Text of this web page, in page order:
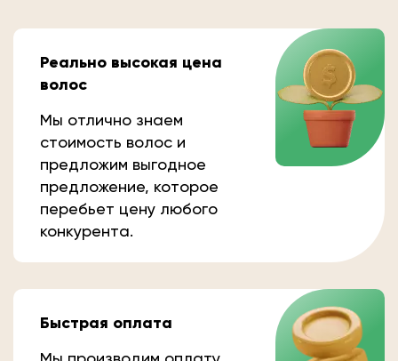
Реально высокая цена
волос
Мы отлично знаем
стоимость волос и
предложим выгодное
предложение, которое
перебьет цену любого
конкурента.
Быстрая оплата